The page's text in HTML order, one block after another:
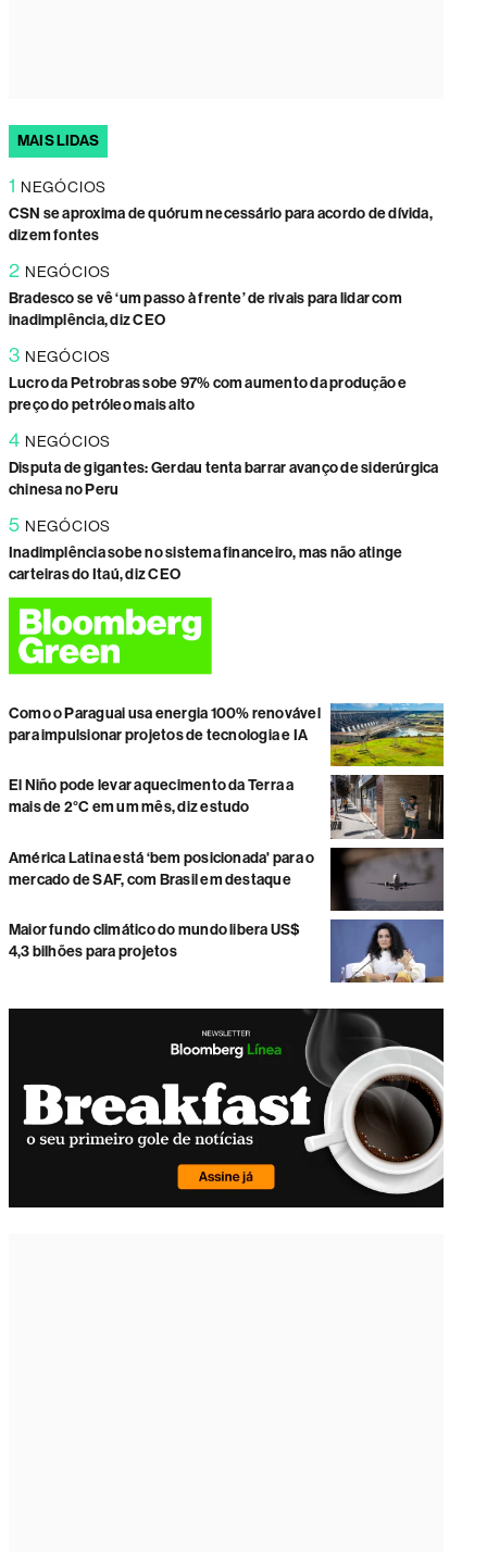
MAIS LIDAS
1 NEGÓCIOS
CSN se aproxima de quórum necessário para acordo de dívida,
dizem fontes
2 NEGÓCIOS
Bradesco se vê ‘um passo à frente’ de rivais para lidar com
inadimplência, diz CEO
3 NEGÓCIOS
Lucro da Petrobras sobe 97% com aumento da produção e
preço do petróleo mais alto
4 NEGÓCIOS
Disputa de gigantes: Gerdau tenta barrar avanço de siderúrgica
chinesa no Peru
5 NEGÓCIOS
Inadimplência sobe no sistema financeiro, mas não atinge
carteiras do Itaú, diz CEO
Como o Paraguai usa energia 100% renovável
para impulsionar projetos de tecnologia e IA
El Niño pode levar aquecimento da Terra a
mais de 2°C em um mês, diz estudo
América Latina está ‘bem posicionada' para o
mercado de SAF, com Brasil em destaque
Maior fundo climático do mundo libera US$
4,3 bilhões para projetos